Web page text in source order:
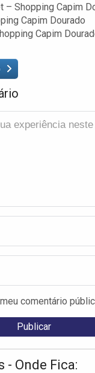
– Shopping Capim
Capim Dourado
Capim
comentário
- Onde Fica: